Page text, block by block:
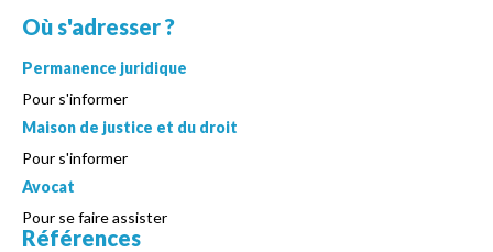
Où s'adresser ?
Permanence juridique
Pour s'informer
Maison de justice et du droit
Pour s'informer
Avocat
Pour se faire assister
Références